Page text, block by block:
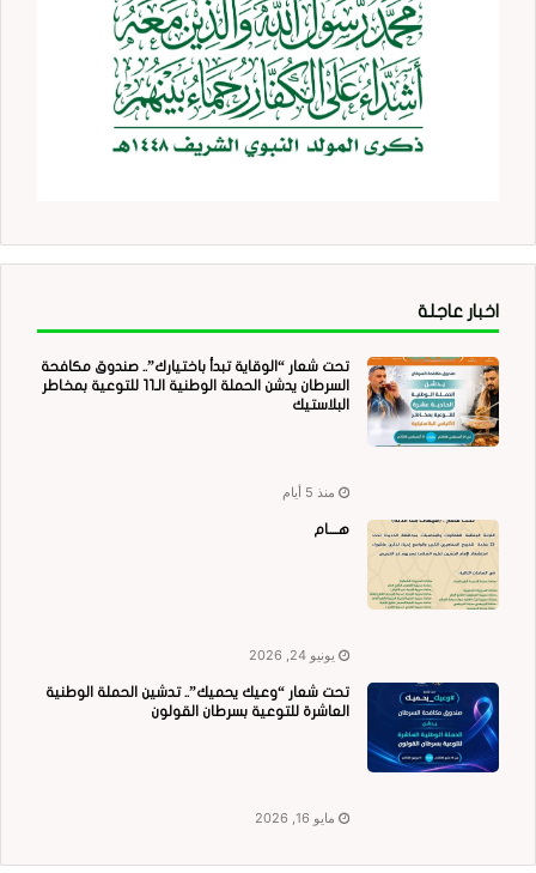
اخبار عاجلة
تحت شعار “الوقاية تبدأ باختيارك”.. صندوق مكافحة
السرطان يدشن الحملة الوطنية الـ11 للتوعية بمخاطر
البلاستيك
منذ 5 أيام
هــــام
يونيو 24, 2026
تحت شعار “وعيك يحميك”.. تدشين الحملة الوطنية
العاشرة للتوعية بسرطان القولون
مايو 16, 2026